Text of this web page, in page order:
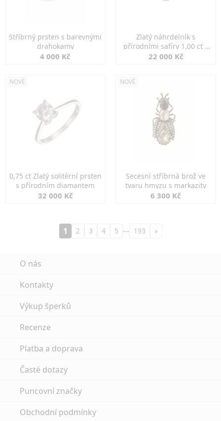
Stříbrný prsten s barevnými
drahokamy
4 000 Kč
Zlatý náhrdelník s
přírodními safíry 1,00 ct a
diamanty
22 000 Kč
NOVÉ
0,75 ct Zlatý solitérní prsten
s přírodním diamantem
32 000 Kč
NOVÉ
Secesní stříbrná brož ve
tvaru hmyzu s markazity
6 300 Kč
1 2 3 4 5 … 193 »
O nás
Kontakty
Výkup šperků
Recenze
Platba a doprava
Časté dotazy
Puncovní značky
Obchodní podmínky